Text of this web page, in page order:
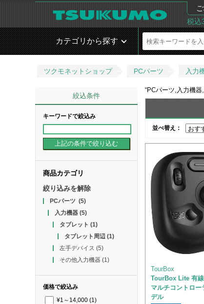
税込
カテゴリから探す
ツクモネットショップ PCパーツ 入力
絞込条件
キーワードで絞込み
商品カテゴリ
絞り込みを解除
PCパーツ (5)
入力機器(5)
タブレット (1)
タブレット周辺 (1)
左手デバイス (5)
その他入力機器(1)
価格で絞込み
¥1～14,000 (1)
“PCパーツ,入力機
並べ替え：
TourBox
TourBox Lite 有
マルチコントロ
デル